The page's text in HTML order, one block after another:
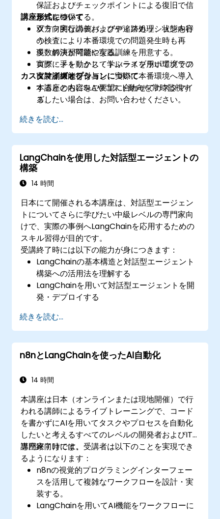
保証およびチェックポイントによる復旧で信
頼性を確保する。
グラフ実行のデバッグや追跡処理、状態内容
の検査により本番環境での問題発生時も再
現・解決が可能になる。
ログ・メトリクス・トレースを用いてグラフ
に計測機能を付与し、実際に本番環境へ導入
するとともにSLAやコスト動向を常時監視す
る。
講座形式について
双方向的な講義およびディスカッションを行
う。
多数の演習問題や実践訓練を用意する。
実際に手を動かして学ぶライブラボ環境での
実装訓練も行う。
カスタマイズオプションについて
本講座の内容をご要望に合わせてカスタマイ
ズしたい場合は、お問い合わせください。
続きを読む...
LangChainを使用した対話型エージェントの
構築
14 時間
日本にて開催される本講座は、対話型エージェン
トについてさらに学びたい中級レベルの専門家向
けで、実際の事例へLangChainを応用するための
スキル習得が目的です。
受講終了時には以下の能力が身につきます：
LangChainの基本構造と対話型エージェント
構築への活用法を理解する
LangChainを用いて対話型エージェントを開
発・デプロイする
ト機能を拡張する
自然言語処理（NLP）技術を駆使してエージ
ェントの性能向上を図る
続きを読む...
n8nとLangChainを使ったAI自動化
14 時間
本講座は日本（オンラインまたは現地開催）で行
われる講師によるライブトレーニングで、コード
を書かずにAIを用いてタスクやプロセスを自動化
したいと考えるすべてのレベルの開発者およびIT
専門家向けです。
講座終了時には、受講者は以下のことを実現でき
るようになります：
n8nの視覚的プログラミングインターフェー
スを活用して複雑なワークフローを設計・実
装する。
LangChainを用いてAI機能をワークフローに